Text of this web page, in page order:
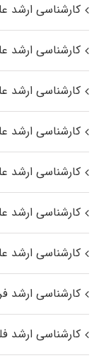
کارشناسی ارشد
کارشناسی ارشد
کارشناسی ارشد
کارشناسی ارشد
کارشناسی ارشد
کارشناسی ارشد
کارشناسی ارشد
کارشناسی ارشد
کارشناسی ارشد